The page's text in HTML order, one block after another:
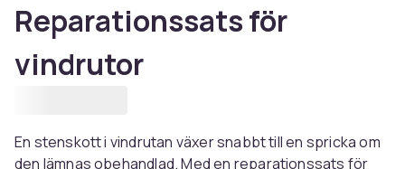
Reparationssats för
vindrutor
En stenskott i vindrutan växer snabbt till en spricka om
den lämnas obehandlad. Med en reparationssats för